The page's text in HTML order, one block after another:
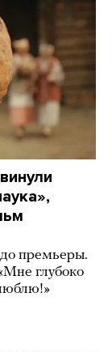
премьеры.
глубоко